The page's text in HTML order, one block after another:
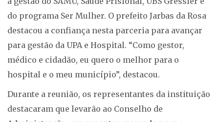
do programa Ser Mulher. O prefeito Jarbas da Rosa
destacou a confiança nesta parceria para avançar
para gestão da UPA e Hospital. “Como gestor,
médico e cidadão, eu quero o melhor para o
hospital e o meu município”, destacou.
Durante a reunião, os representantes da instituição
destacaram que levarão ao Conselho de